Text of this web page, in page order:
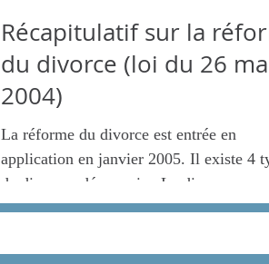
Récapitulatif sur la
du divorce (loi du 26
2004)
La réforme du divorce est entrée en
application en janvier 2005. Il existe 4
de divorces désormais : Le divorce sur
demande...